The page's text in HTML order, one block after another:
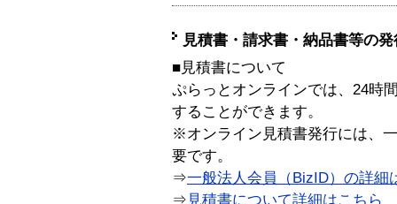
見積書・請求書・納品書等の
■見積書について
ぷらっとオンラインでは、24時
することができます。
※オンライン見積書発行には、
要です。
⇒一般法人会員（BizID）の詳細
⇒ 見積書について詳細はこちら